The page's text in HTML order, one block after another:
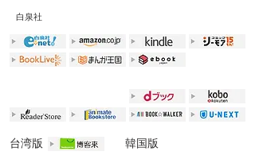
白泉社
台湾版 韓国版